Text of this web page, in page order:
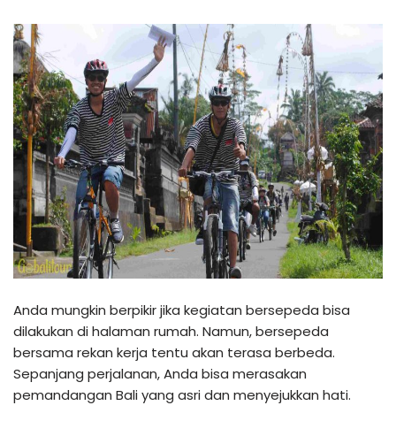
Anda mungkin berpikir jika kegiatan bersepeda bisa
dilakukan di halaman rumah. Namun, bersepeda
bersama rekan kerja tentu akan terasa berbeda.
Sepanjang perjalanan, Anda bisa merasakan
pemandangan Bali yang asri dan menyejukkan hati.